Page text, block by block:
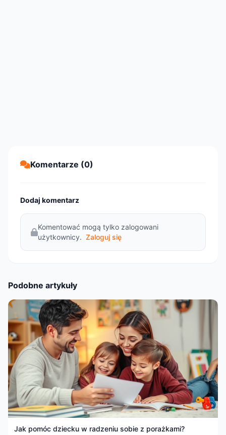
Komentarze (0)
Dodaj komentarz
Komentować mogą tylko zalogowani
użytkownicy. Zaloguj się
Podobne artykuły
Jak pomóc dziecku w radzeniu sobie z porażkami?